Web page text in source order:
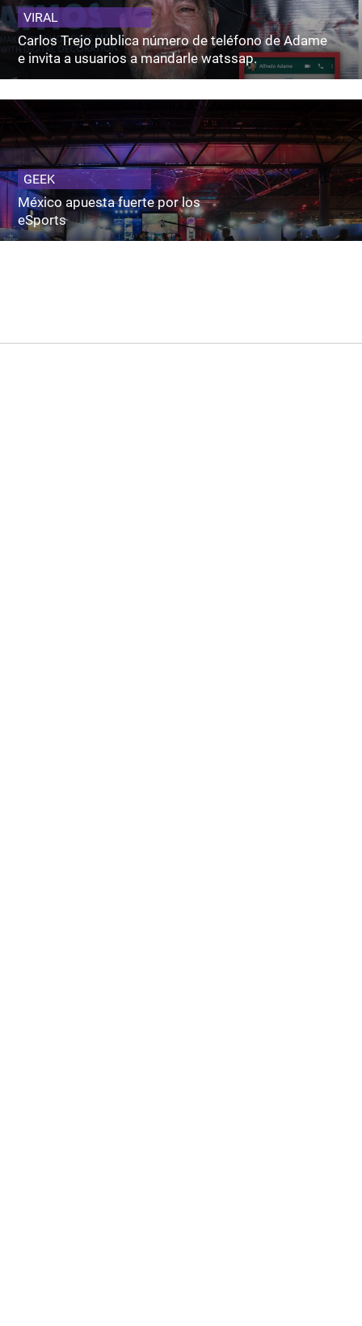
VIRAL
Carlos Trejo publica número de teléfono de Adame
e invita a usuarios a mandarle watssap.
GEEK
México apuesta fuerte por los
eSports